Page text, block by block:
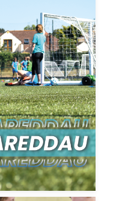
ystod eang o
ar gael yng
MonLife
MWY